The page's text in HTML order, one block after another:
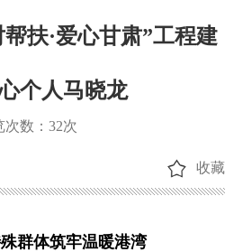
扶·爱心甘肃”工程建
个人马晓龙
次数： 32次
收藏
群体筑牢温暖港湾